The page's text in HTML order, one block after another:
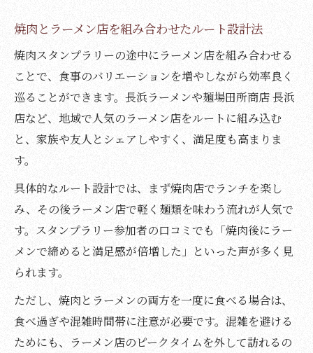
焼肉とラーメン店を組み合わせたルート設計法
焼肉スタンプラリーの途中にラーメン店を組み合わせる
ことで、食事のバリエーションを増やしながら効率良く
巡ることができます。長浜ラーメンや麺場田所商店 長浜
店など、地域で人気のラーメン店をルートに組み込む
と、家族や友人とシェアしやすく、満足度も高まりま
す。
具体的なルート設計では、まず焼肉店でランチを楽し
み、その後ラーメン店で軽く麺類を味わう流れが人気で
す。スタンプラリー参加者の口コミでも「焼肉後にラー
メンで締めると満足感が倍増した」といった声が多く見
られます。
ただし、焼肉とラーメンの両方を一度に食べる場合は、
食べ過ぎや混雑時間帯に注意が必要です。混雑を避ける
ためにも、ラーメン店のピークタイムを外して訪れるの